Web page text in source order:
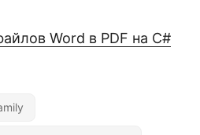
Word в PDF на C#